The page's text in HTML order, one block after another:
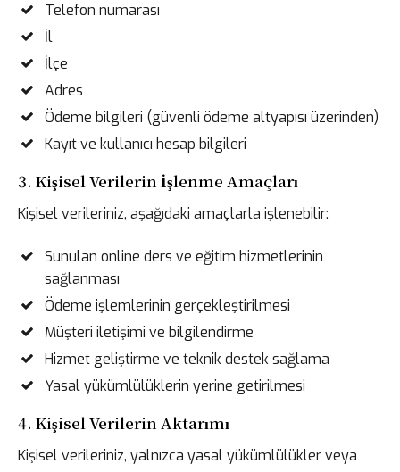
Telefon numarası
İl
İlçe
Adres
Ödeme bilgileri (güvenli ödeme altyapısı üzerinden)
Kayıt ve kullanıcı hesap bilgileri
3. Kişisel Verilerin İşlenme Amaçları
Kişisel verileriniz, aşağıdaki amaçlarla işlenebilir:
Sunulan online ders ve eğitim hizmetlerinin
sağlanması
Ödeme işlemlerinin gerçekleştirilmesi
Müşteri iletişimi ve bilgilendirme
Hizmet geliştirme ve teknik destek sağlama
Yasal yükümlülüklerin yerine getirilmesi
4. Kişisel Verilerin Aktarımı
Kişisel verileriniz, yalnızca yasal yükümlülükler veya